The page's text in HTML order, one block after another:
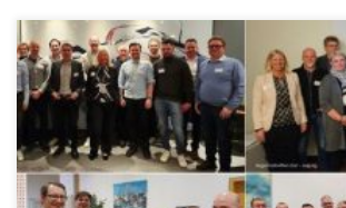
Im Februar, März und April 2025 trafen sich die
Süd-, Ost- und Norddeutschland zu
Leipzig und Hannover. Im Fokus standen der
die Weiterentwicklung des Netzwerks sowie die
partnerschaftlichen Zusammenarbeit. Aufgrund